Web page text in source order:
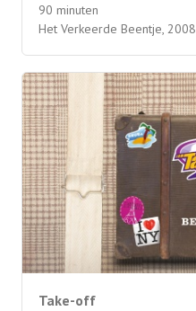
90 minuten
Het Verkeerde Beentje, 2008
Take-off